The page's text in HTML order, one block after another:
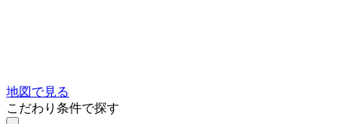
地図で見る
こだわり条件で探す